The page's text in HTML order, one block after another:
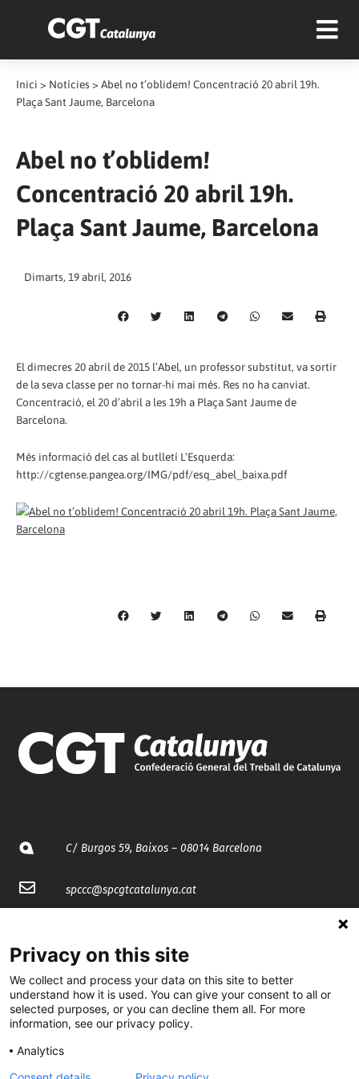
Inici > Notícies > Abel no t’oblidem! Concentració 20 abril 19h.
Plaça Sant Jaume, Barcelona
Abel no t’oblidem!
Concentració 20 abril 19h.
Plaça Sant Jaume, Barcelona
Dimarts, 19 abril, 2016
El dimecres 20 abril de 2015 l’Abel, un professor substitut, va sortir
de la seva classe per no tornar-hi mai més. Res no ha canviat.
Concentració, el 20 d’abril a les 19h a Plaça Sant Jaume de
Barcelona.
Més informació del cas al butlletí L'Esquerda:
http://cgtense.pangea.org/IMG/pdf/esq_abel_baixa.pdf
C/ Burgos 59, Baixos – 08014 Barcelona
spccc@spcgtcatalunya.cat
@CGTCatalunya
cgtcatalunya
Privacy on this site
We collect and process your data on this site to better
understand how it is used. You can give your consent to all or
selected purposes, or you can decline them all. For more
information, see our privacy policy.
Analytics